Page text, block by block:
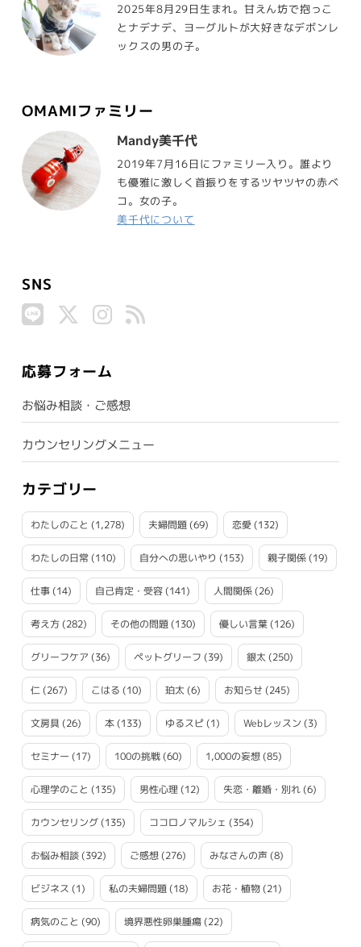
2025年8月29日生まれ。甘えん坊で抱っこ
とナデナデ、ヨーグルトが大好きなデボンレ
ックスの男の子。
OMAMIファミリー
Mandy美千代
2019年7月16日にファミリー入り。誰より
も優雅に激しく首振りをするツヤツヤの赤ベ
コ。女の子。
美千代について
SNS
応募フォーム
お悩み相談・ご感想
カウンセリングメニュー
カテゴリー
わたしのこと (1,278) 夫婦問題(69) 恋愛 (132)
わたしの日常(110) 自分への思いやり (153) 親子関係(19)
仕事(14) 自己肯定・受容(141) 人間関係(26)
考え方(282) その他の問題(130) 優しい言葉(126)
グリーフケア (36) ペットグリーフ (39) 銀太 (250)
仁(267) こはる (10) 珀太 (6) お知らせ (245)
文房具(26) 本(133) ゆるスピ(1) Webレッスン (3)
セミナー (17) 100の挑戦(60) 1,000の妄想(85)
心理学のこと (135) 男性心理(12) 失恋・離婚・別れ(6)
カウンセリング(135) ココロノマルシェ (354)
お悩み相談(392) ご感想(276) みなさんの声(8)
ビジネス (1) 私の夫婦問題(18) お花・植物(21)
病気のこと (90) 境界悪性卵巣腫瘍(22)